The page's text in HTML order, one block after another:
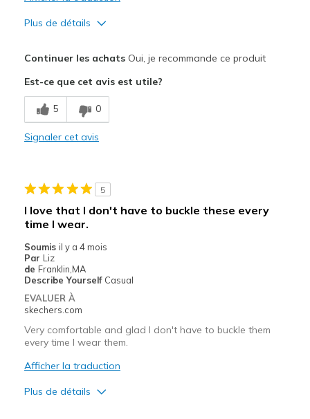
View On Shoes
Plus de détails
Breathe Well
Comfortable
Le contre
Need Break In
Les meilleures utilisations
Casual Wear
Going Out
Special Occasions
Continuer les achatsOui, je recommande ce produit
Est-ce que cet avis est utile?
5 0
Signaler cet avis
5
I love that I don't have to buckle these every
time I wear.
Soumis il y a 4 mois
Par Liz
de Franklin,MA
Describe Yourself Casual
EVALUER À
skechers.com
Very comfortable and glad I don't have to buckle them
every time I wear them.
Afficher la traduction
Plus de détails